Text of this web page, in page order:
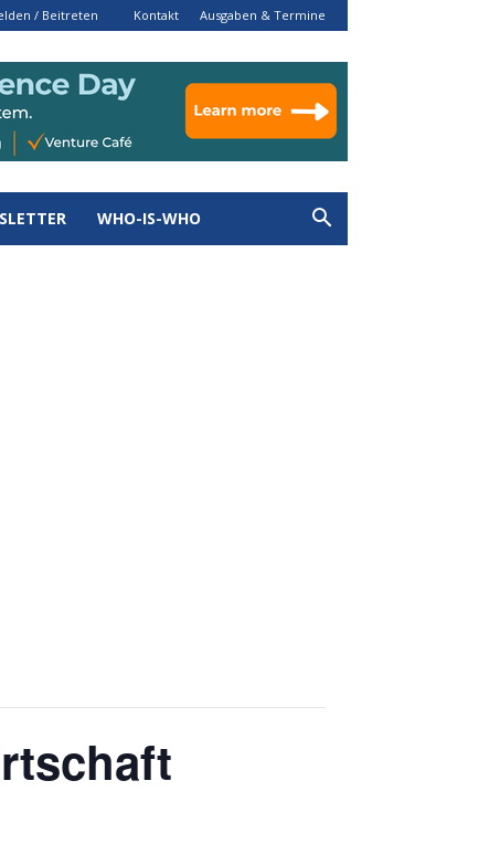
/ Beitreten Kontakt Ausgaben & Termine
WHO-IS-WHO